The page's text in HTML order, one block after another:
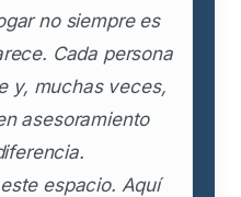
no siempre es
Cada persona
y, muchas veces,
asesoramiento
espacio. Aquí